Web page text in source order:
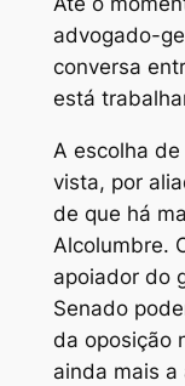
advogado-
conversa
está
A escolha
vista, por
de que há
Alcolumbre.
apoiador do
Senado
da oposição
ainda mais a